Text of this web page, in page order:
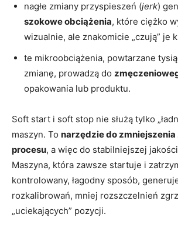
nagłe zmiany przyspieszeń (jerk)
szokowe obciążenia, które ciężko
wizualnie, ale znakomicie „czują” je
te mikroobciążenia, powtarzane
zmianę, prowadzą do
opakowania lub produktu.
Soft start i soft stop nie służą tylko
maszyn. To narzędzie do
procesu, a więc do stabilniejszej
Maszyna, która zawsze startuje i
kontrolowany, łagodny sposób,
rozkalibrowań, mniej rozszczelnień
„uciekających” pozycji.